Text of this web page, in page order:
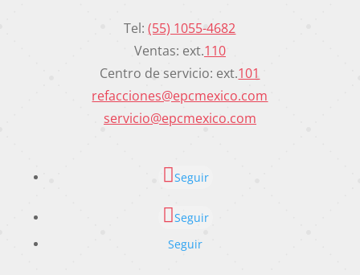
Tel:(55) 1055-4682
Ventas: ext.110
Centro de servicio: ext.101
refacciones@epcmexico.com
servicio@epcmexico.com
Seguir
Seguir
Seguir